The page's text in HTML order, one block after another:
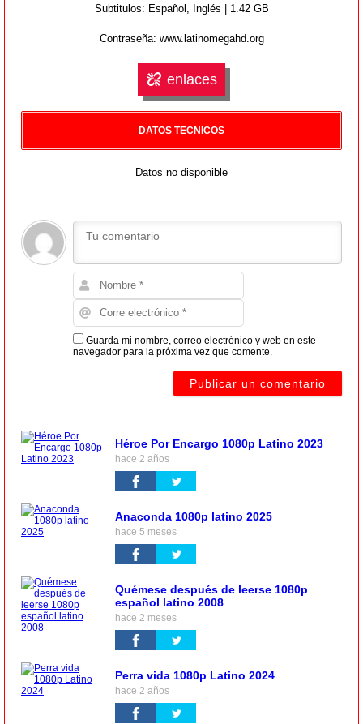
Subtitulos: Español,
Inglés | 1.42 GB
Contraseña: www.latinomegahd.org
enlaces
DATOS TECNICOS
Datos no disponible
Guarda mi nombre, correo electrónico y web en este
navegador para la próxima vez que comente.
Héroe Por Encargo 1080p Latino 2023
hace 2 años
Anaconda 1080p latino 2025
hace 5 meses
Quémese después de leerse 1080p
español latino 2008
hace 2 meses
Perra vida 1080p Latino 2024
hace 2 años